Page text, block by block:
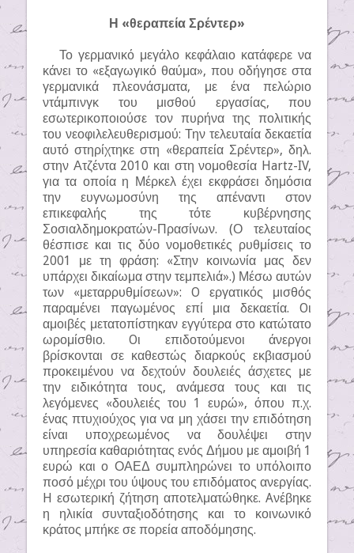
Η «θεραπεία Σρέντερ»
Το γερμανικό μεγάλο κεφάλαιο κατάφερε να
κάνει το «εξαγωγικό θαύμα», που οδήγησε στα
γερμανικά πλεονάσματα, με ένα πελώριο
ντάμπινγκ του μισθού εργασίας, που
εσωτερικοποιούσε τον πυρήνα της πολιτικής
του νεοφιλελευθερισμού: Την τελευταία δεκαετία
αυτό στηρίχτηκε στη «θεραπεία Σρέντερ», δηλ.
στην Ατζέντα 2010 και στη νομοθεσία Hartz-IV,
για τα οποία η Μέρκελ έχει εκφράσει δημόσια
την ευγνωμοσύνη της απέναντι στον
επικεφαλής της τότε κυβέρνησης
Σοσιαλδημοκρατών-Πρασίνων. (Ο τελευταίος
θέσπισε και τις δύο νομοθετικές ρυθμίσεις το
2001 με τη φράση: «Στην κοινωνία μας δεν
υπάρχει δικαίωμα στην τεμπελιά».) Μέσω αυτών
των «μεταρρυθμίσεων»: O εργατικός μισθός
παραμένει παγωμένος επί μια δεκαετία. Oι
αμοιβές μετατοπίστηκαν εγγύτερα στο κατώτατο
ωρομίσθιο. Oι επιδοτούμενοι άνεργοι
βρίσκονται σε καθεστώς διαρκούς εκβιασμού
προκειμένου να δεχτούν δουλειές άσχετες με
την ειδικότητα τους, ανάμεσα τους και τις
λεγόμενες «δουλειές του 1 ευρώ», όπου π.χ.
ένας πτυχιούχος για να μη χάσει την επιδότηση
είναι υποχρεωμένος να δουλέψει στην
υπηρεσία καθαριότητας ενός Δήμου με αμοιβή 1
ευρώ και ο ΟΑΕΔ συμπληρώνει το υπόλοιπο
ποσό μέχρι του ύψους του επιδόματος ανεργίας.
H εσωτερική ζήτηση αποτελματώθηκε. Aνέβηκε
η ηλικία συνταξιοδότησης και το κοινωνικό
κράτος μπήκε σε πορεία αποδόμησης.